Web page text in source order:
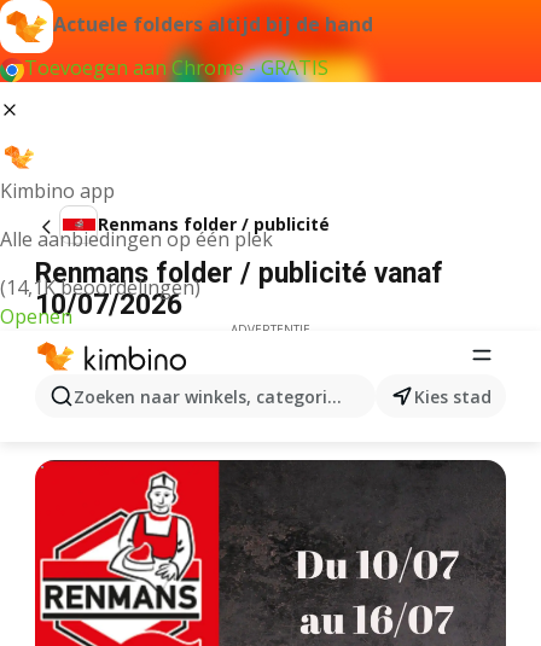
Actuele folders altijd bij de hand
Toevoegen aan Chrome - GRATIS
Kimbino app
Alle aanbiedingen op één plek
(14,1K beoordelingen)
Openen
Zoeken naar winkels, categorieën, producten...
Kies stad
Renmans folder / publicité
Renmans folder / publicité vanaf
10/07/2026
ADVERTENTIE